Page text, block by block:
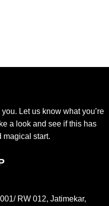
Let us know what you’re
a look and see if this has
magical start.
RW 012, Jatimekar,